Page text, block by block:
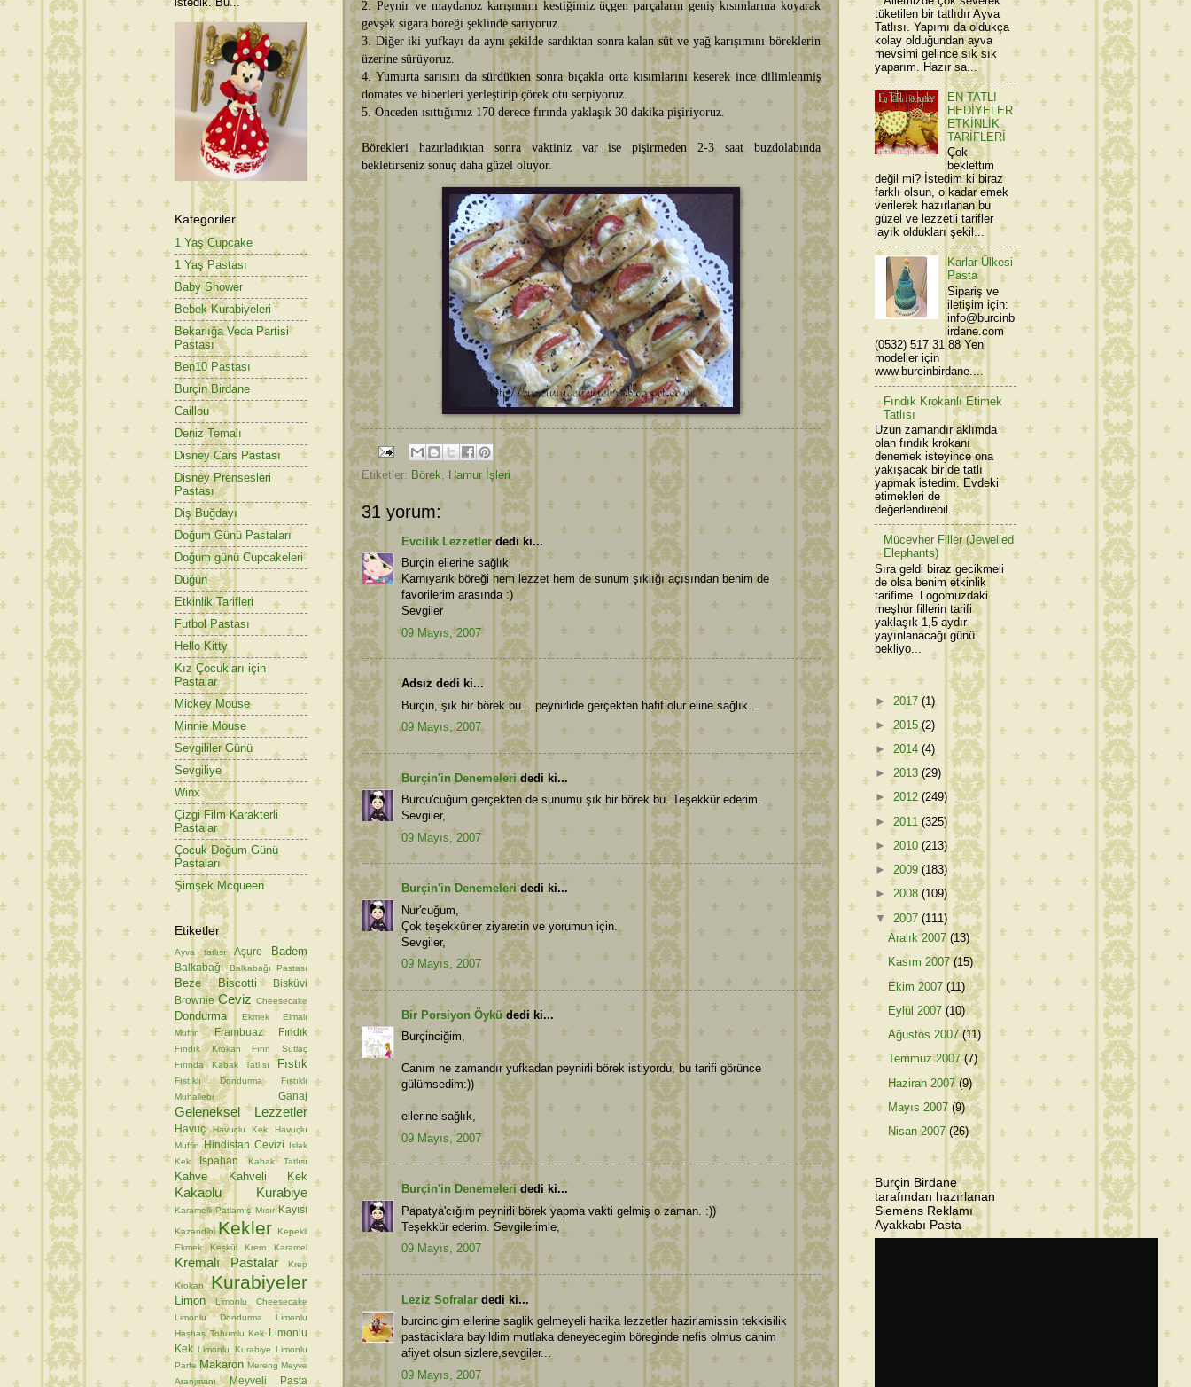
2. Peynir ve maydanoz karışımını kestiğimiz üçgen parçaların geniş kısımlarına koyarak
gevşek sigara böreği şeklinde sarıyoruz.
3. Diğer iki yufkayı da aynı şekilde sardıktan sonra kalan süt ve yağ karışımını böreklerin
üzerine sürüyoruz.
4. Yumurta sarısını da sürdükten sonra bıçakla orta kısımlarını keserek ince dilimlenmiş
domates ve biberleri yerleştirip çörek otu serpiyoruz.
5. Önceden ısıttığımız 170 derece fırında yaklaşık 30 dakika pişiriyoruz.
Börekleri hazırladıktan sonra vaktiniz var ise pişirmeden 2-3 saat buzdolabında
bekletirseniz sonuç daha güzel oluyor.
Etiketler: Börek, Hamur İşleri
31 yorum:
Evcilik Lezzetler dedi ki...
Burçin ellerine sağlık
Karnıyarık böreği hem lezzet hem de sunum şıklığı açısından benim de
favorilerim arasında :)
Sevgiler
09 Mayıs, 2007
Adsız dedi ki...
Burçin, şık bir börek bu .. peynirlide gerçekten hafif olur eline sağlık..
09 Mayıs, 2007
Burçin'in Denemeleridedi ki...
Burcu'cuğum gerçekten de sunumu şık bir börek bu. Teşekkür ederim.
Sevgiler,
09 Mayıs, 2007
Burçin'in Denemeleridedi ki...
Nur'cuğum,
Çok teşekkürler ziyaretin ve yorumun için.
Sevgiler,
09 Mayıs, 2007
Bir Porsiyon Öykü dedi ki...
Burçinciğim,
Canım ne zamandır yufkadan peynirli börek istiyordu, bu tarifi görünce
gülümsedim:))
ellerine sağlık,
09 Mayıs, 2007
Burçin'in Denemeleridedi ki...
Papatya'cığım peynirli börek yapma vakti gelmiş o zaman. :))
Teşekkür ederim. Sevgilerimle,
09 Mayıs, 2007
Leziz Sofralar dedi ki...
burcincigim ellerine saglik gelmeyeli harika lezzetler hazirlamissin tekkisilik
pastaciklara bayildim mutlaka deneyecegim böreginde nefis olmus canim
afiyet olsun sizlere,sevgiler...
09 Mayıs, 2007
Kategoriler
1 Yaş Cupcake
1 Yaş Pastası
Baby Shower
Bebek Kurabiyeleri
Bekarlığa Veda Partisi
Pastası
Ben10 Pastası
Burçin Birdane
Caillou
Deniz Temalı
Disney Cars Pastası
Disney Prensesleri
Pastası
Diş Buğdayı
Doğum Günü Pastaları
Doğum günü Cupcakeleri
Düğün
Etkinlik Tarifleri
Futbol Pastası
Hello Kitty
Kız Çocukları için
Pastalar
Mickey Mouse
Minnie Mouse
Sevgililer Günü
Sevgiliye
Winx
Çizgi Film Karakterli
Pastalar
Çocuk Doğum Günü
Pastaları
Şimşek Mcqueen
Etiketler
Ayva tatlısı Aşure Badem
Balkabağı Balkabağı Pastası
Beze Biscotti
Bisküvi
Brownie Ceviz Cheesecake
Dondurma Ekmek
Elmalı
Muffin
Frambuaz Fındık
Fındık Krokan
Fırın Sütlaç
Fırında Kabak Tatlısı
Fıstık
Fıstıklı Dondurma
Fıstıklı
Muhallebi
Ganaj
Geleneksel Lezzetler
Havuç Havuçlu Kek
Havuçlu
Muffin Hindistan Cevizi
Islak
Kek
Ispahan Kabak Tatlısı
Kahve Kahveli Kek
Kakaolu Kurabiye
Karamelli Patlamış Mısır Kayısı
Kazandibi Kekler Kepekli
Ekmek
Keşkül Krem Karamel
Kremalı Pastalar Krep
Krokan Kurabiyeler
Limon
Limonlu Cheesecake
Limonlu Dondurma
Limonlu
Haşhaş Tohumlu Kek
Limonlu
Kek Limonlu Kurabiye Limonlu
Parfe Makaron Mereng Meyve
Aranjmanı
Meyveli Pasta
tüketilen bir tatlıdır Ayva
Tatlısı. Yapımı da oldukça
kolay olduğundan ayva
mevsimi gelince sık sık
yaparım. Hazır sa...
EN TATLI
HEDİYELER
ETKİNLİK
TARİFLERİ
Çok
beklettim
değil mi? İstedim ki biraz
farklı olsun, o kadar emek
verilerek hazırlanan bu
güzel ve lezzetli tarifler
layık oldukları şekil...
Karlar Ülkesi
Pasta
Sipariş ve
iletişim için:
info@burcinb
irdane.com
(0532) 517 31 88 Yeni
modeller için
www.burcinbirdane....
Fındık Krokanlı Etimek
Tatlısı
Uzun zamandır aklımda
olan fındık krokanı
denemek isteyince ona
yakışacak bir de tatlı
yapmak istedim. Evdeki
etimekleri de
değerlendirebil...
Mücevher Filler (Jewelled
Elephants)
Sıra geldi biraz gecikmeli
de olsa benim etkinlik
tarifime. Logomuzdaki
meşhur fillerin tarifi
yaklaşık 1,5 aydır
yayınlanacağı günü
bekliyo...
► 2017 (1)
►2015(2)
► 2014 (4)
► 2013 (29)
► 2012 (249)
► 2011 (325)
► 2010 (213)
► 2009 (183)
► 2008 (109)
▼ 2007 (111)
Aralık 2007(13)
Kasım 2007(15)
Ekim 2007(11)
Eylül 2007(10)
Ağustos 2007(11)
Temmuz 2007(7)
Haziran 2007(9)
Mayıs 2007(9)
Nisan 2007(26)
Burçin Birdane
tarafından hazırlanan
Siemens Reklamı
Ayakkabı Pasta